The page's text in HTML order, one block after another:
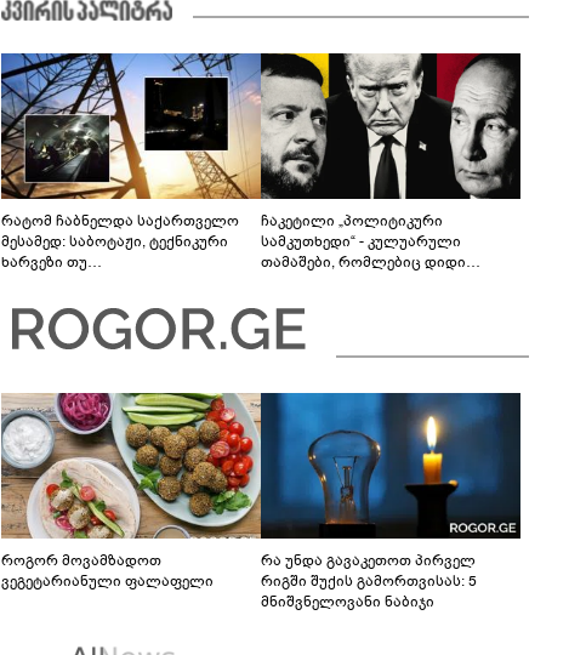
რატომ ჩაბნელდა საქართველო
მესამედ: საბოტაჟი, ტექნიკური
ხარვეზი თუ
ჩაკეტილი „პოლიტიკური
სამკუთხედი“ - კულუარული
თამაშები, რომლებიც დიდი
როგორ მოვამზადოთ
ვეგეტარიანული ფალაფელი
რა უნდა გავაკეთოთ პირველ
რიგში შუქის გამორთვისას: 5
მნიშვნელოვანი ნაბიჯი